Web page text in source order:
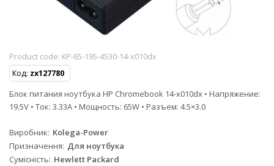
Product code: KP-65-195-4530-14-x010dx
Код: zx127780
Блок питания ноутбука HP Chromebook 14-x010dx • Напряжение:
19.5V • Ток: 3.33A • Мощность: 65W • Разъем: 4.5×3.0
Виробник Kolega-Power
Призначення Для ноутбука
Сумісність Hewlett Packard